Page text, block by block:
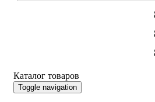
Каталог товаров
Toggle navigation